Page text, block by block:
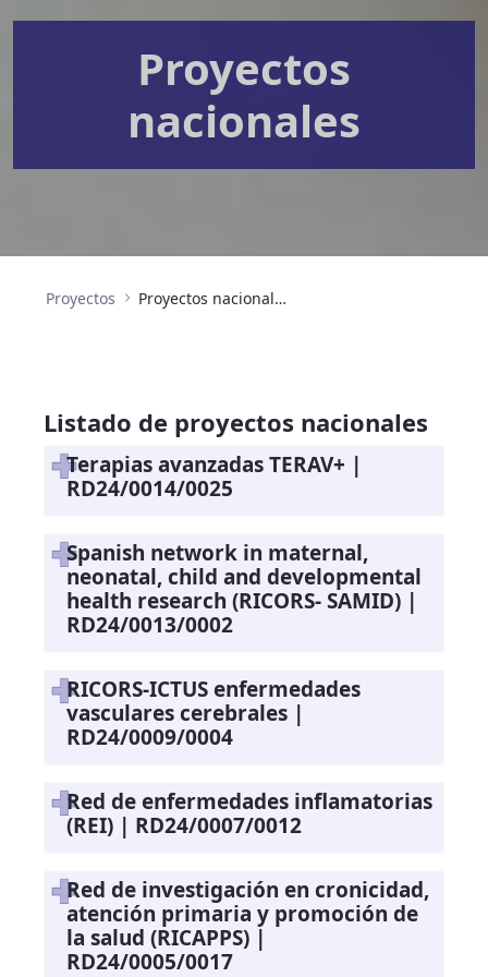
Proyectos
nacionales
Proyectos Proyectos nacionales
Listado de proyectos nacionales
Terapias avanzadas TERAV+ |
RD24/0014/0025
Spanish network in maternal,
neonatal, child and developmental
health research (RICORS- SAMID) |
RD24/0013/0002
RICORS-ICTUS enfermedades
vasculares cerebrales |
RD24/0009/0004
Red de enfermedades inflamatorias
(REI) | RD24/0007/0012
Red de investigación en cronicidad,
atención primaria y promoción de
la salud (RICAPPS) |
RD24/0005/0017